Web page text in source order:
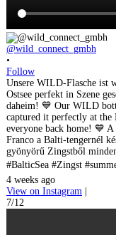
@wild_connect_gmbh
•
Follow
Unsere WILD-Flasche ist
Ostsee perfekt in Szene
daheim! 💙 Our WILD
captured it perfectly at
everyone back home! 💙
Franco a Balti-tengernél
gyönyörű Zingstből
#BalticSea #Zingst
4 weeks ago
View on Instagram |
7/12